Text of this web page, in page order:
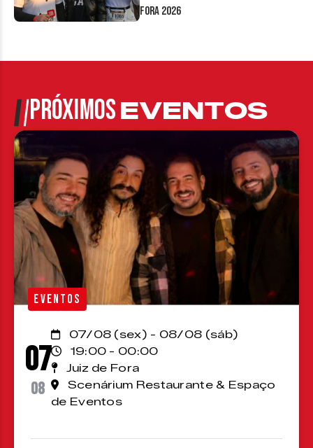
Fora 2026
PRÓXIMOSEVENTOS
EVENTOS
07
08
07/08 (sex) - 08/08 (sáb)
19:00 - 00:00
Juiz de Fora
Scenárium Restaurante & Espaço
de Eventos